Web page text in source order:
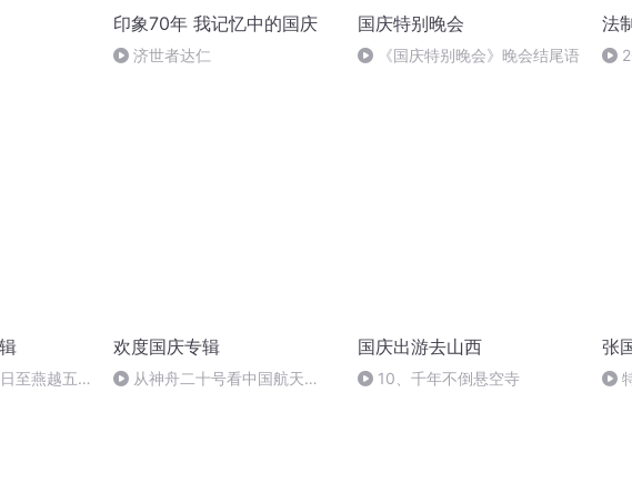
印象70年 我记忆中的国庆
济世者达仁
国庆特别晚会
《国庆特别晚会》晚会结尾语
法
至燕越五
欢度国庆专辑
从神舟二十号看中国航天
国庆出游去山西
10、千年不倒悬空寺
张